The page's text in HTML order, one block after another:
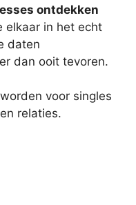
ontdekken
elkaar in het echt
daten
dan ooit tevoren.
voor singles
relaties.